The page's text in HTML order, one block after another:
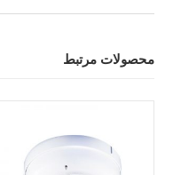
محصولات مرتبط